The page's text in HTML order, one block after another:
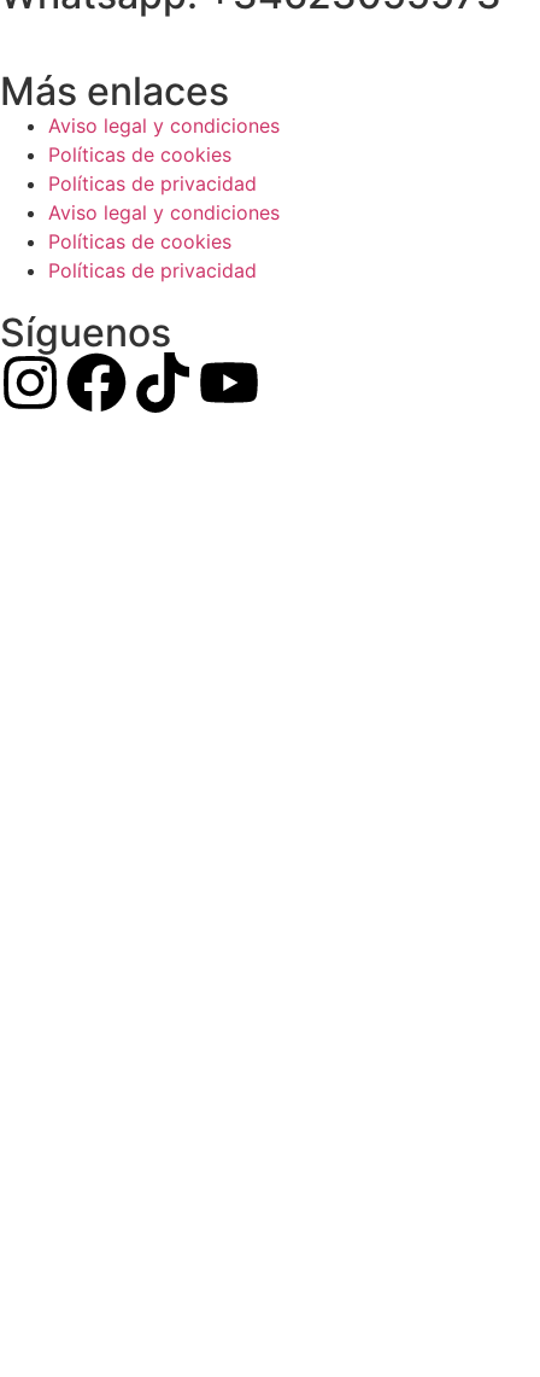
Más enlaces
Aviso legal y condiciones
Políticas de cookies
Políticas de privacidad
Aviso legal y condiciones
Políticas de cookies
Políticas de privacidad
Síguenos